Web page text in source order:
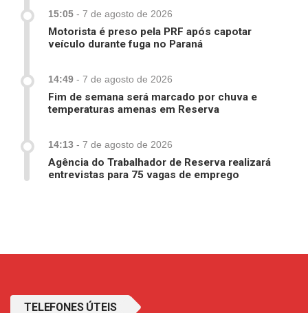
15:05 - 7 de agosto de 2026
Motorista é preso pela PRF após capotar
veículo durante fuga no Paraná
14:49 - 7 de agosto de 2026
Fim de semana será marcado por chuva e
temperaturas amenas em Reserva
14:13 - 7 de agosto de 2026
Agência do Trabalhador de Reserva realizará
entrevistas para 75 vagas de emprego
TELEFONES ÚTEIS